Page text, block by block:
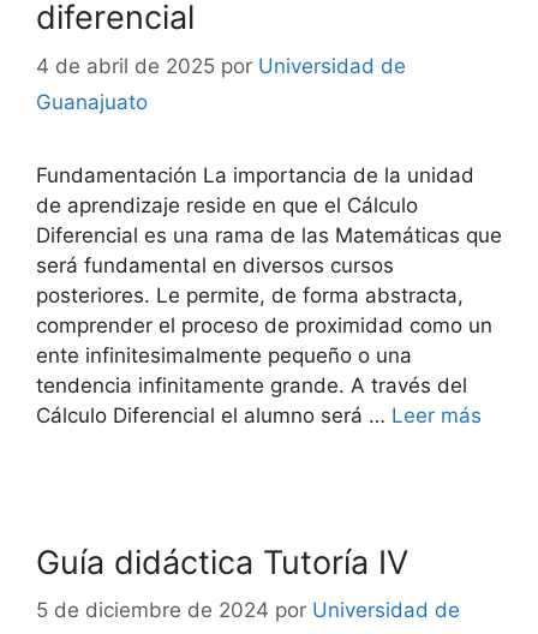
diferencial
4 de abril de 2025 por Universidad de
Guanajuato
Fundamentación La importancia de la unidad
de aprendizaje reside en que el Cálculo
Diferencial es una rama de las Matemáticas que
será fundamental en diversos cursos
posteriores. Le permite, de forma abstracta,
comprender el proceso de proximidad como un
ente infinitesimalmente pequeño o una
tendencia infinitamente grande. A través del
Cálculo Diferencial el alumno será … Leer más
Guía didáctica Tutoría IV
5 de diciembre de 2024 por Universidad de